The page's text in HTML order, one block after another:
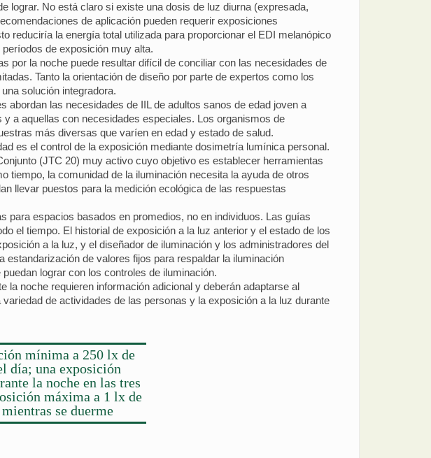
lograr. No está claro si existe una dosis de luz diurna (expresada,
de aplicación pueden requerir exposiciones
reduciría la energía total utilizada para proporcionar el EDI melanópico
de exposición muy alta.
por la noche puede resultar difícil de conciliar con las necesidades de
Tanto la orientación de diseño por parte de expertos como los
solución integradora.
las necesidades de IIL de adultos sanos de edad joven a
a aquellas con necesidades especiales. Los organismos de
más diversas que varíen en edad y estado de salud.
es el control de la exposición mediante dosimetría lumínica personal.
(JTC 20) muy activo cuyo objetivo es establecer herramientas
tiempo, la comunidad de la iluminación necesita la ayuda de otros
llevar puestos para la medición ecológica de las respuestas
espacios basados en promedios, no en individuos. Las guías
el tiempo. El historial de exposición a la luz anterior y el estado de los
a la luz, y el diseñador de iluminación y los administradores del
de valores fijos para respaldar la iluminación
lograr con los controles de iluminación.
noche requieren información adicional y deberán adaptarse al
de actividades de las personas y la exposición a la luz durante
mínima a 250 lx de
día; una exposición
la noche en las tres
máxima a 1 lx de
se duerme